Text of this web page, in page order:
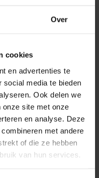
Over
cookies
en advertenties te
social media te bieden
Ook delen we
onze site met onze
en analyse. Deze
met andere
of die ze hebben
van hun services.
nieuw ontwerp snel
AI om objecten te
daarna
van ProRail.
cases te
dossier waarmee